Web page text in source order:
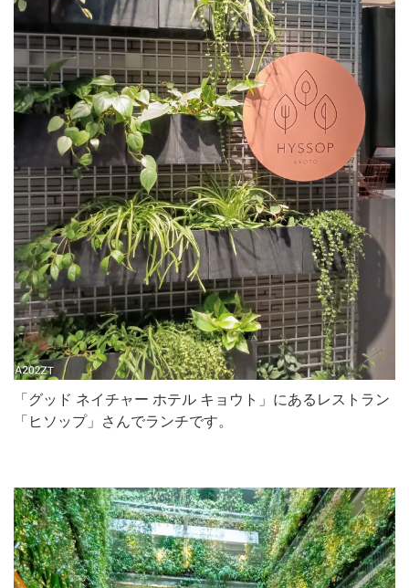
「グッド ネイチャー ホテル キョウト」にあるレストラン
「ヒソップ」さんでランチです。